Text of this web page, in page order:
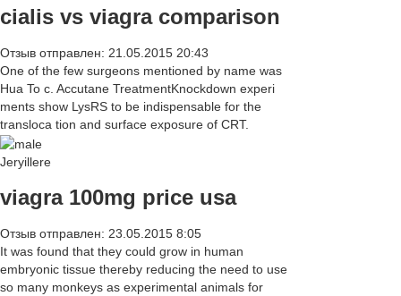
cialis vs viagra comparison
Отзыв отправлен: 21.05.2015 20:43
One of the few surgeons mentioned by name was
Hua To c. Accutane TreatmentKnockdown experi
ments show LysRS to be indispensable for the
transloca tion and surface exposure of CRT.
Jeryillere
viagra 100mg price usa
Отзыв отправлен: 23.05.2015 8:05
It was found that they could grow in human
embryonic tissue thereby reducing the need to use
so many monkeys as experimental animals for